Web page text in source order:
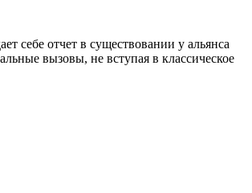
себе отчет в существовании у альянса
вызовы, не вступая в классическое